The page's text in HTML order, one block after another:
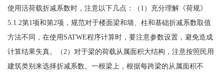
使用活荷载折减系数时，注意以下几点：（1）充分理解《荷规》
5.1.2第1项和第2项，规范对于楼面梁和墙、柱和基础折减系数取值
方法不同，在使用SATWE程序计算时，要注意参数设置，避免造成
计算结果失真。（2）对于梁的荷载从属面积大结构，注意按照民用
建筑类别来选择折减系数。一根梁上，根据每跨梁的从属面积不